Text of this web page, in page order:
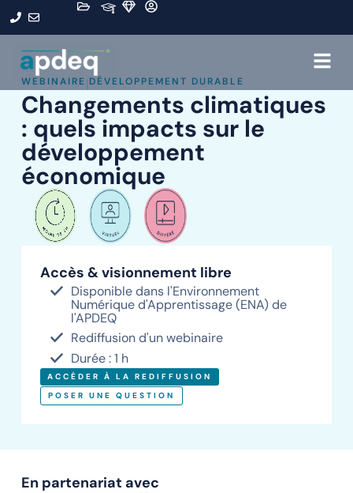
WEBINAIRE|DÉVELOPPEMENT DURABLE
Changements climatiques
: quels impacts sur le
développement
économique
Accès & visionnement libre
Disponible dans l'Environnement
Numérique d'Apprentissage (ENA) de
l'APDEQ
Rediffusion d'un webinaire
Durée : 1 h
ACCÉDER À LA REDIFFUSION
POSER UNE QUESTION
En partenariat avec